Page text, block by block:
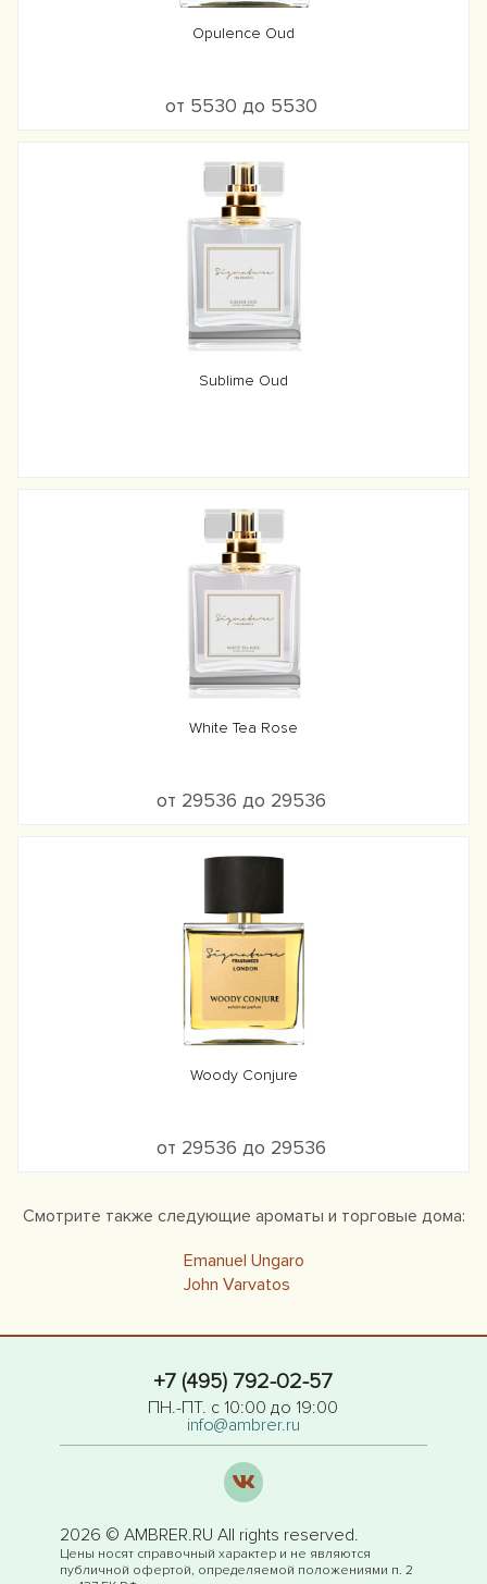
Opulence Oud
от 5530 до 5530
Sublime Oud
White Tea Rose
от 29536 до 29536
Woody Conjure
от 29536 до 29536
Смотрите также следующие ароматы и торговые дома:
Emanuel Ungaro
John Varvatos
+7 (495) 792-02-57
ПН.-ПТ. с 10:00 до 19:00
info@ambrer.ru
2026 © AMBRER.RU All rights reserved.
Цены носят справочный характер и не являются
публичной офертой, определяемой положениями п. 2